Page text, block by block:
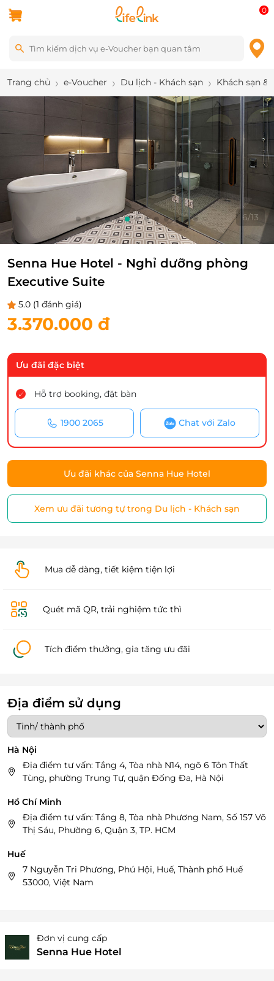
0
Trang chủ e-Voucher Du lịch - Khách sạn Khách sạn &
6/13
Senna Hue Hotel - Nghỉ dưỡng phòng
Executive Suite
5.0 (1 đánh giá)
3.370.000 đ
Ưu đãi đặc biệt
Hỗ trợ booking, đặt bàn
1900 2065 Chat với Zalo
Ưu đãi khác của Senna Hue Hotel
Xem ưu đãi tương tự trong Du lịch - Khách sạn
Mua dễ dàng, tiết kiệm tiện lợi
Quét mã QR, trải nghiệm tức thì
Tích điểm thưởng, gia tăng ưu đãi
Địa điểm sử dụng
Hà Nội
Địa điểm tư vấn: Tầng 4, Tòa nhà N14, ngõ 6 Tôn Thất
Tùng, phường Trung Tự, quận Đống Đa, Hà Nội
Hồ Chí Minh
Địa điểm tư vấn: Tầng 8, Tòa nhà Phương Nam, Số 157 Võ
Thị Sáu, Phường 6, Quận 3, TP. HCM
Huế
7 Nguyễn Tri Phương, Phú Hội, Huế, Thành phố Huế
53000, Việt Nam
Đơn vị cung cấp
Senna Hue Hotel